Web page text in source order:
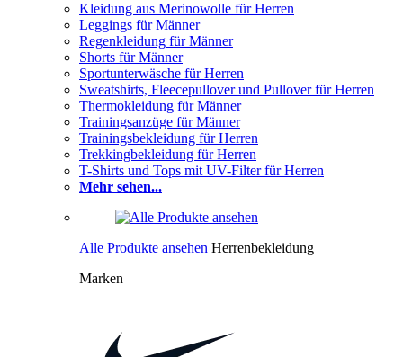
Kleidung aus Merinowolle für Herren
Leggings für Männer
Regenkleidung für Männer
Shorts für Männer
Sportunterwäsche für Herren
Sweatshirts, Fleecepullover und Pullover für Herren
Thermokleidung für Männer
Trainingsanzüge für Männer
Trainingsbekleidung für Herren
Trekkingbekleidung für Herren
T-Shirts und Tops mit UV-Filter für Herren
Mehr sehen...
Alle Produkte ansehen Herrenbekleidung
Marken